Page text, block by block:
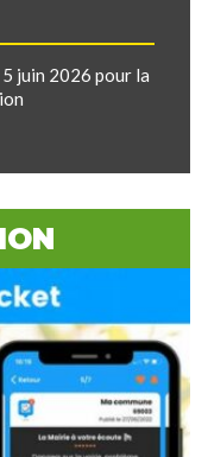
5 juin 2026 pour la